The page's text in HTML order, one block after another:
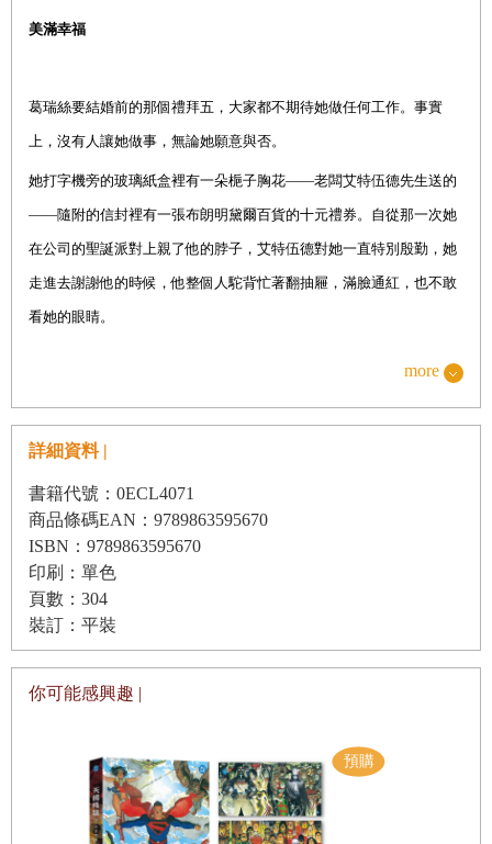
美滿幸福
葛瑞絲要結婚前的那個禮拜五，大家都不期待她做任何工作。事實
上，沒有人讓她做事，無論她願意與否。
她打字機旁的玻璃紙盒裡有一朵梔子胸花——老闆艾特伍德先生送的
——隨附的信封裡有一張布朗明黛爾百貨的十元禮券。自從那一次她
在公司的聖誕派對上親了他的脖子，艾特伍德對她一直特別殷勤，她
走進去謝謝他的時候，他整個人駝背忙著翻抽屜，滿臉通紅，也不敢
看她的眼睛。
「裡頭已經有別針了，」她說，把胸花舉起來。「看到嗎？漂亮的白
色別針。」
他眉開眼笑看著她把花別在她西裝外套的翻領上。然後他煞有其事地
清清喉嚨，拉出桌面下的寫字板，準備開始當天的口述，結果只有兩
封短信。直到過了一個小時她看見他把一堆「迪特風」
（Dictaphone
忙。
「哎，好了，葛瑞絲，」他說。「人一輩子也才結婚一次。
女孩子們也大驚小怪，擠在她的辦公桌前嗤嗤笑，不斷要她拿洛夫的
照片出來看（「哦，他好可愛 ！」），辦公室經理則緊張地看在眼
more
詳細資料 |
書籍代號：0ECL4071
商品條碼EAN：9789863595670
ISBN：9789863595670
印刷：單色
頁數：304
裝訂：平裝
你可能感興趣 |